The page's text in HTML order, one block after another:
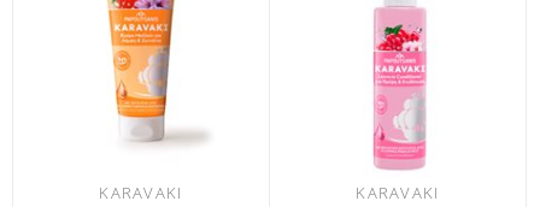
KARAVAKI KARAVAKI